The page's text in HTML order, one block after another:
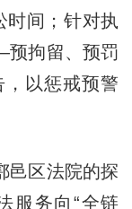
时间；针对执
预拘留、预罚
以惩戒预警
区法院的探
服务向“全链